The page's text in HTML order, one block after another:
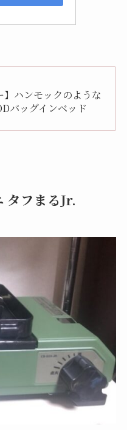
】ハンモックのような
バッグインベッド
タフまるJr.